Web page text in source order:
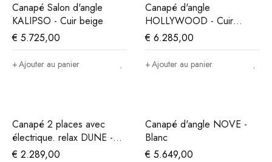
Canapé Salon d'angle
KALIPSO - Cuir beige
€ 5.725,00
Ajouter au panier
Canapé d'angle
HOLLYWOOD - Cuir
Cacao
€ 6.285,00
Ajouter au panier
Canapé 2 places avec
électrique. relax DUNE -
Sable
€ 2.289,00
Canapé d'angle NOVE -
Blanc
€ 5.649,00